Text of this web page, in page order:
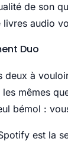
de son
livres audio
Duo
deux à
mêmes
bémol :
est la